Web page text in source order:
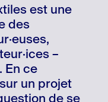
est une
des
–
En ce
un projet
de se